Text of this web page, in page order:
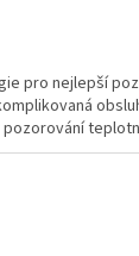
pro nejlepší